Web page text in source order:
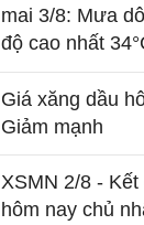
mai 3/8: Mưa
độ cao nhất
Giá xăng dầu
Giảm mạnh
XSMN 2/8 - Kết
hôm nay chủ